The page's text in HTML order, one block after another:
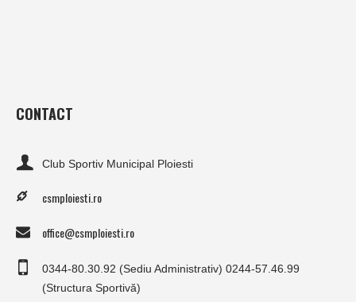
CONTACT
Club Sportiv Municipal Ploiesti
csmploiesti.ro
office@csmploiesti.ro
0344-80.30.92 (Sediu Administrativ) 0244-57.46.99
(Structura Sportivă)